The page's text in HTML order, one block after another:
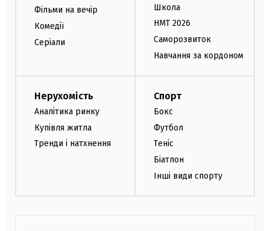
Фільми на вечір
Комедії
Серіали
Школа
НМТ 2026
Саморозвиток
Навчання за кордоном
Нерухомість
Аналітика ринку
Купівля житла
Тренди і натхнення
Спорт
Бокс
Футбол
Теніс
Біатлон
Інші види спорту